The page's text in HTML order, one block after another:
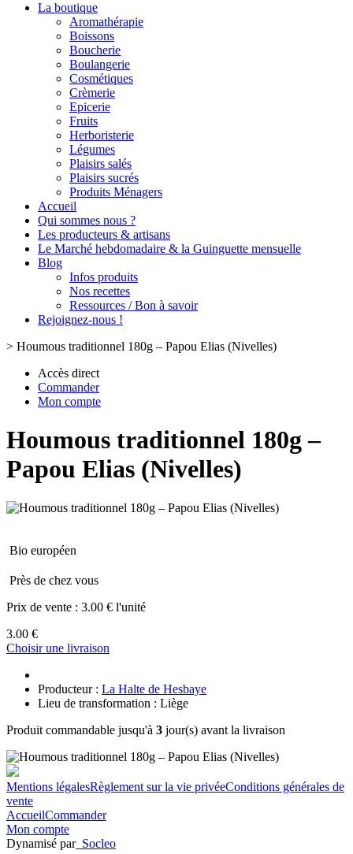
La boutique
Aromathérapie
Boissons
Boucherie
Boulangerie
Cosmétiques
Crèmerie
Epicerie
Fruits
Herboristerie
Légumes
Plaisirs salés
Plaisirs sucrés
Produits Ménagers
Accueil
Qui sommes nous ?
Les producteurs & artisans
Le Marché hebdomadaire & la Guinguette mensuelle
Blog
Infos produits
Nos recettes
Ressources / Bon à savoir
Rejoignez-nous !
> Houmous traditionnel 180g – Papou Elias (Nivelles)
Accès direct
Commander
Mon compte
Houmous traditionnel 180g –
Papou Elias (Nivelles)
Bio européen
Près de chez vous
Prix de vente : 3.00 € l'unité
3.00 €
Choisir une livraison
Producteur : La Halte de Hesbaye
Lieu de transformation : Liège
Produit commandable jusqu'à 3 jour(s) avant la livraison
Mentions légalesRèglement sur la vie privéeConditions générales de
vente
AccueilCommander
Mon compte
Dynamisé par Socleo